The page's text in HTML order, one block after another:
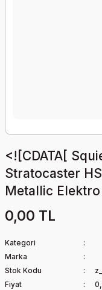
<![CDATA[
Stratocaster
Metallic
0,00 TL
Kategori
Marka
Stok Kodu
z_
Fiyat